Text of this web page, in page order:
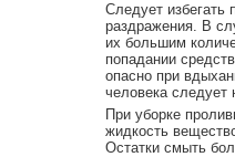
Следует избегать
раздражения. В
их большим
попадании
опасно при
человека следует
При уборке
жидкость
Остатки смыть